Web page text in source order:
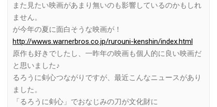
また見たい映画があまり無いのも影響しているのかもしれ
ません。
が今年の夏に面白そうな映画が！
http://wwws.warnerbros.co.jp/rurouni-kenshin/index.html
原作も好きでしたし、一昨年の映画も個人的に良い映画だ
と思いました♪
るろうに剣心つながりですが、最近こんなニュースがあり
ました。
「るろうに剣心」でおなじみの刀が文化財に